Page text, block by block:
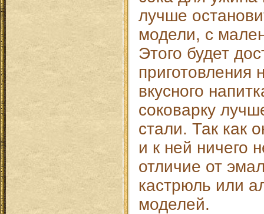
лучше
модели, с
Этого будет
приготовления
вкусного
соковарку
стали. Так как
и к ней ничего
отличие от
кастрюль или
моделей.